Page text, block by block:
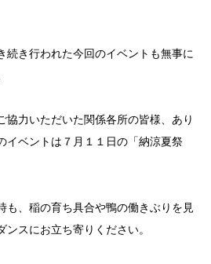
続き行われた今回のイベントも無事に
協力いただいた関係各所の皆様、あり
イベントは７月１１日の「納涼夏祭
も、稲の育ち具合や鴨の働きぶりを見
スにお立ち寄りください。